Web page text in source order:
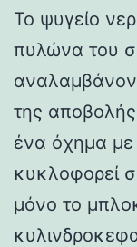
Το ψυγείο
πυλώνα του
της αποβολής
ένα όχημα
κυκλοφορεί
μόνο το